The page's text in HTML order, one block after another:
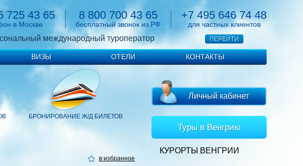
международный туроператор
725 43 65
в Москве
8 800 700 43 65
бесплатный звонок из РФ
+7 495 646 74 48
для частных клиентов
ПЕРЕЙТИ
ВИЗЫ ОТЕЛИ КОНТАКТЫ
БРОНИРОВАНИЕ Ж/Д БИЛЕТОВ
в избранное
Личный кабинет
Туры в Венгрию
КУРОРТЫ ВЕНГРИИ